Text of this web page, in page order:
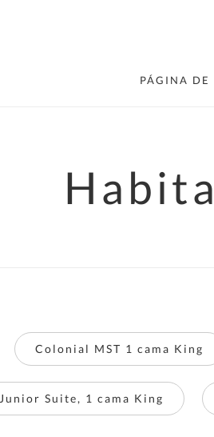
PÁGINA
Colonial MST 1 cama King
Junior Suite, 1 cama King